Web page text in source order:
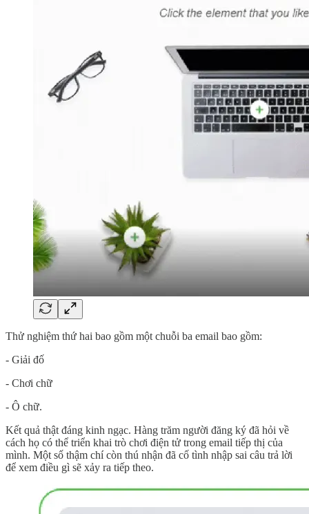
Thử nghiệm thứ hai bao gồm một chuỗi ba email bao gồm:
- Giải đố
- Chơi chữ
- Ô chữ.
Kết quả thật đáng kinh ngạc. Hàng trăm người đăng ký đã hỏi về
cách họ có thể triển khai trò chơi điện tử trong email tiếp thị của
mình. Một số thậm chí còn thú nhận đã cố tình nhập sai câu trả lời
để xem điều gì sẽ xảy ra tiếp theo.